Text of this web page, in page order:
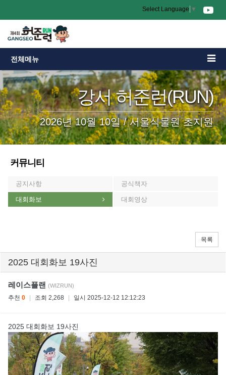
Select Language ▼
전체메뉴
강서 허준런(RUN)
2026년 10월 10일 / 서울식물원 초지원
커뮤니티
공지사항 공식책자
대회화보 대회영상
목록
2025 대회화보 19사진
레이스플랜 (WIZRUN)
추천 0 | 조회 2,268 | 일시 2025-12-12 12:12:23
2025 대회화보 19사진